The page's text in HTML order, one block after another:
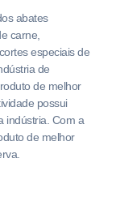
abates
carne,
especiais de
de
de melhor
possui
indústria. Com a
de melhor